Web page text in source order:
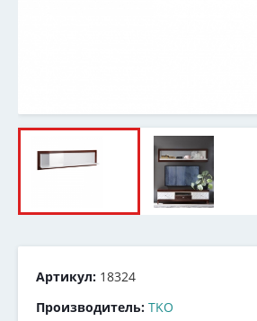
Артикул: 18324
Производитель: TKO